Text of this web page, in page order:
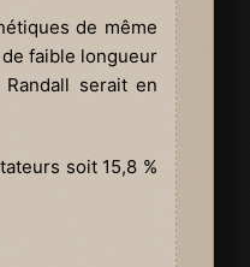
de même
faible longueur
serait en
soit 15,8 %